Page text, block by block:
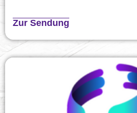
Zur Sendung